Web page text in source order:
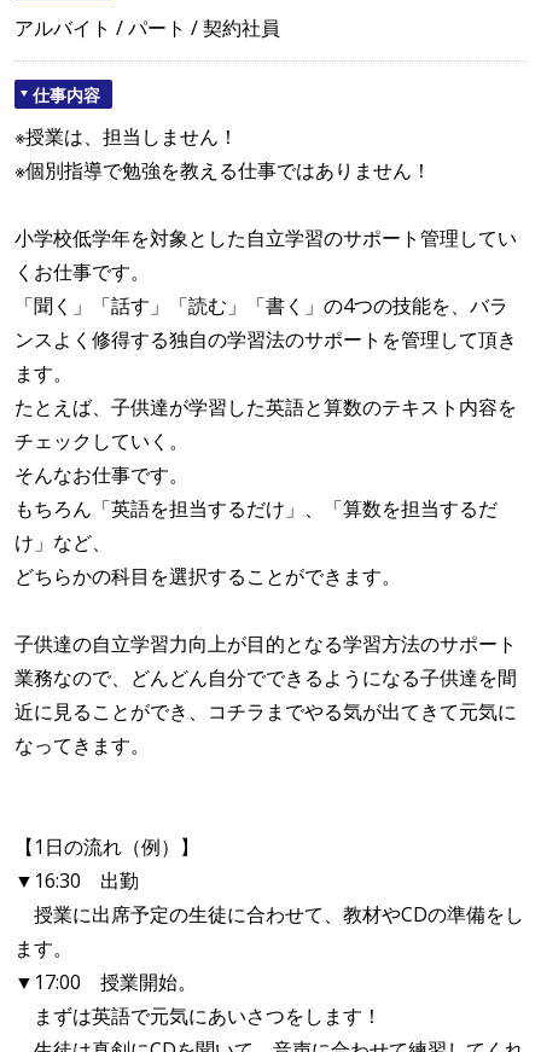
アルバイト / パート / 契約社員
仕事内容
※授業は、担当しません！
※個別指導で勉強を教える仕事ではありません！
小学校低学年を対象とした自立学習のサポート管理してい
くお仕事です。
「聞く」「話す」「読む」「書く」の4つの技能を、バラ
ンスよく修得する独自の学習法のサポートを管理して頂き
ます。
たとえば、子供達が学習した英語と算数のテキスト内容を
チェックしていく。
そんなお仕事です。
もちろん「英語を担当するだけ」、「算数を担当するだ
け」など、
どちらかの科目を選択することができます。
子供達の自立学習力向上が目的となる学習方法のサポート
業務なので、どんどん自分でできるようになる子供達を間
近に見ることができ、コチラまでやる気が出てきて元気に
なってきます。
【1日の流れ（例）】
▼16:30 出勤
授業に出席予定の生徒に合わせて、教材やCDの準備をし
ます。
▼17:00 授業開始。
まずは英語で元気にあいさつをします！